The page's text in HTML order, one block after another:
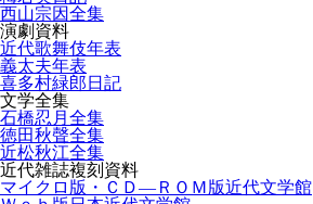
西山宗因全集
演劇資料
近代歌舞伎年表
義太夫年表
喜多村緑郎日記
文学全集
石橋忍月全集
徳田秋聲全集
近松秋江全集
近代雑誌複刻資料
マイクロ版・ＣＤ―ＲＯＭ版近代文学館